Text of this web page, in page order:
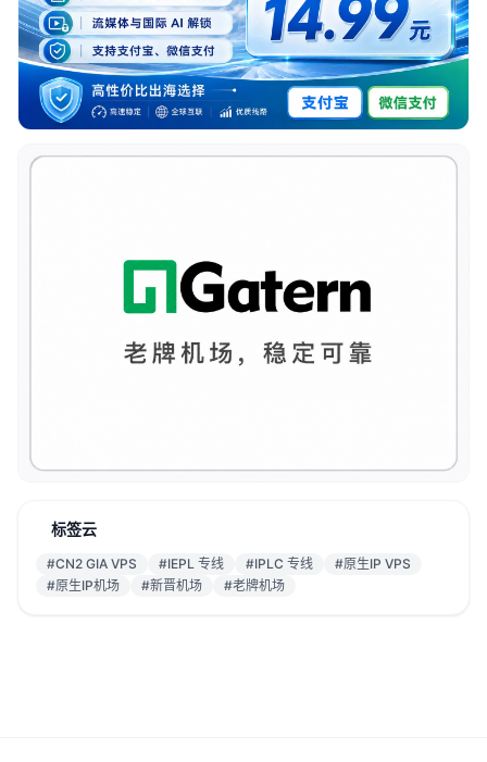
标签云
#CN2 GIA VPS #IEPL 专线 #IPLC 专线
#原生IP VPS
#原生IP机场
#新晋机场 #老牌机场